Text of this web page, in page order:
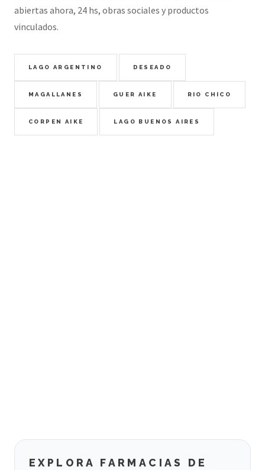
abiertas ahora, 24 hs, obras sociales y productos
vinculados.
LAGO ARGENTINO DESEADO
MAGALLANES GUER AIKE RIO CHICO
CORPEN AIKE LAGO BUENOS AIRES
EXPLORA FARMACIAS DE